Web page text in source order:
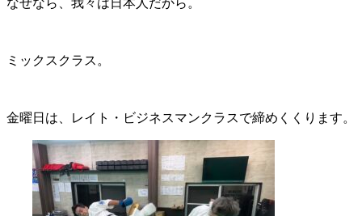
ミックスクラス。
金曜日は、レイト・ビジネスマンクラスで締めくくります。